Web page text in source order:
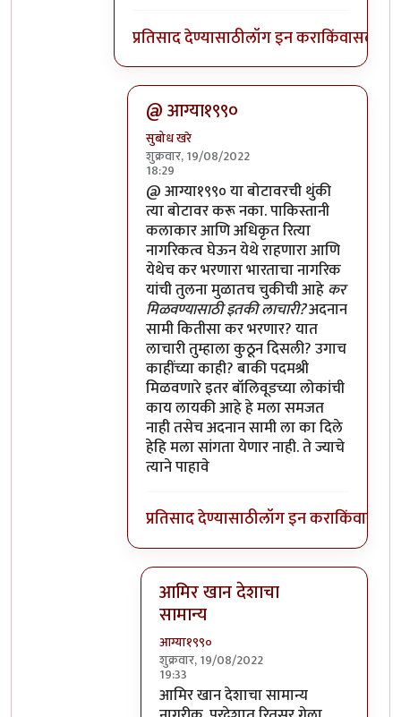
प्रतिसाद देण्यासाठीलॉग इन कराकिंवासदस्य
@ आग्या१९९०
सुबोध खरे
शुक्रवार, 19/08/2022
18:29
In reply toकर तर येथील कलाकारही भरतात.
@ आग्या१९९० या बोटावरची थुंकी
त्या बोटावर करू नका. पाकिस्तानी
कलाकार आणि अधिकृत रित्या
नागरिकत्व घेऊन येथे राहणारा आणि
येथेच कर भरणारा भारताचा नागरिक
यांची तुलना मुळातच चुकीची आहेकर
मिळवण्यासाठी इतकी लाचारी?अदनान
सामी कितीसा कर भरणार? यात
लाचारी तुम्हाला कुठून दिसली? उगाच
काहींच्या काही? बाकी पदमश्री
मिळवणारे इतर बॉलिवूडच्या लोकांची
काय लायकी आहे हे मला समजत
नाही तसेच अदनान सामी ला का दिले
हेहि मला सांगता येणार नाही. ते ज्याचे
त्याने पाहावे
प्रतिसाद देण्यासाठीलॉग इन कराकिंवा
आमिर खान देशाचा
सामान्य
आग्या१९९०
शुक्रवार, 19/08/2022
19:33
In reply to@ आग्या१९९०
आमिर खान देशाचा सामान्य